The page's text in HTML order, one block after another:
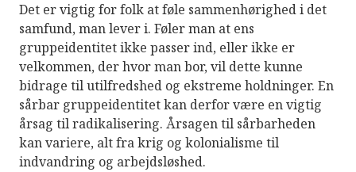
Det er vigtig for folk at føle sammenhørighed i det
samfund, man lever i. Føler man at ens
gruppeidentitet ikke passer ind, eller ikke er
velkommen, der hvor man bor, vil dette kunne
bidrage til utilfredshed og ekstreme holdninger. En
sårbar gruppeidentitet kan derfor være en vigtig
årsag til radikalisering. Årsagen til sårbarheden
kan variere, alt fra krig og kolonialisme til
indvandring og arbejdsløshed.